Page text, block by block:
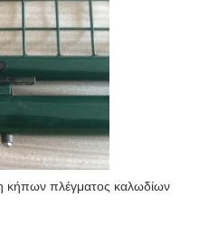
κήπων πλέγματος καλωδίων